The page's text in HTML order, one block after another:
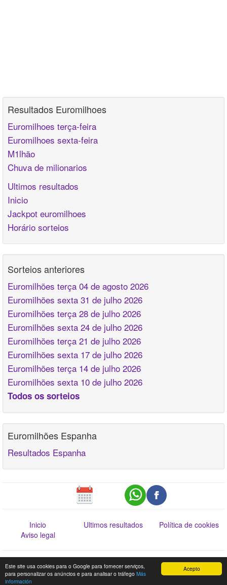
Acepto
Este site usa cookies para o Google para fornecer serviços,
para personalizar os anúncios e para analisar o tráfego Más
información
Resultados Euromilhoes
Euromilhoes terça-feira
Euromilhoes sexta-feira
M1lhão
Chuva de milionarios
Ultimos resultados
Inicio
Jackpot euromilhoes
Horário sorteios
Sorteios anteriores
Euromilhões terça 04 de agosto 2026
Euromilhões sexta 31 de julho 2026
Euromilhões terça 28 de julho 2026
Euromilhões sexta 24 de julho 2026
Euromilhões terça 21 de julho 2026
Euromilhões sexta 17 de julho 2026
Euromilhões terça 14 de julho 2026
Euromilhões sexta 10 de julho 2026
Todos os sorteios
Euromilhões Espanha
Resultados Espanha
Inicio Ultimos resultados
Política de cookies
Aviso legal
Esta informação não dispensa a consulta da Lista Oficial de Prémios. Web
www.jogossantacasa.pt